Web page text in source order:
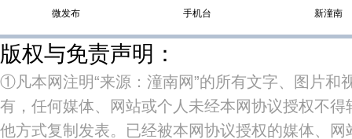
微发布 手机台 新潼南
版权与免责声明：
①凡本网注明“来源：潼南网”的所有文字、图片和
有，任何媒体、网站或个人未经本网协议授权不
他方式复制发表。已经被本网协议授权的媒体、